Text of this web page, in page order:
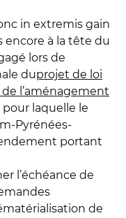
in extremis gain
encore à la tête du
lors de
duprojet de loi
l’aménagement
pour laquelle le
Pyrénées-
portant
l’échéance de
de